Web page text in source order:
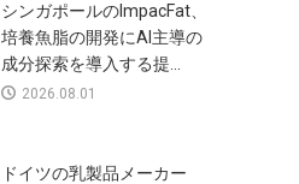
シンガポールのImpacFat、
培養魚脂の開発にAI主導の
成分探索を導入する提...
2026.08.01
ドイツの乳製品メーカー